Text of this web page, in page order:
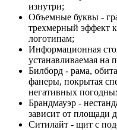
изнутри;
Объемные буквы -
трехмерный эффект
логотипам;
Информационная
устанавливаемая на
Билборд - рама,
фанеры, покрытая
негативных
Брандмауэр -
зависит от площади
Ситилайт - щит с